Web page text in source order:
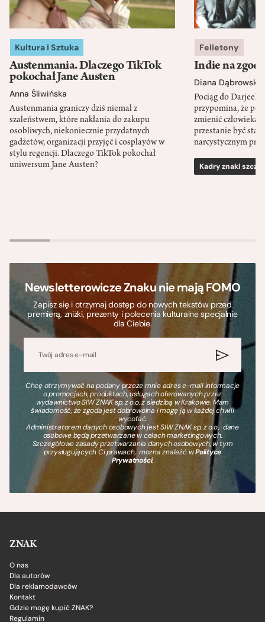
Kultura i Sztuka
Austenmania. Dlaczego TikTok
pokochał Jane Austen
Anna Śliwińska
Austenmania graniczy dziś niemal z
szaleństwem, które nakłania do zakupu
osobliwych, niekoniecznie przydatnych
gadżetów, organizacji przyjęć i cosplayów w
stylu regencji. Dlaczego TikTok pokochał
uniwersum Jane Austen?
Felietony
Indie na
Diana Dąbrowska
Pociąg do
przypomina, że
zmienić człowieka
przestanie być
narcystycznym
Kadry znaki
Newsletterowicze Znaku nie mają FOMO
Zapisz się i otrzymaj dostęp do nowych tekstów przed
premierą, zniżki, prezenty i polecenia kulturalne specjalnie
dla Ciebie.
Chcę otrzymywać na podany przeze mnie adres e-mail informacje
o promocjach, produktach, usługach oferowanych przez
wydawnictwo SIW ZNAK sp. z o.o. z siedzibą w Krakowie. Mam
świadomość, że zgoda jest dobrowolna i mogę ją w każdej chwili
wycofać.
Administratorem danych osobowych jest SIW ZNAK sp. z o.o., dane
osobowe będą przetwarzane w celach marketingowych.
Szczegółowe zasady przetwarzania danych osobowych, w tym
przysługujących Ci prawach, można znaleźć wPolityce
Prywatności.
ZNAK
O nas
Dla autorów
Dla reklamodawców
Kontakt
Gdzie mogę kupić ZNAK?
Regulamin